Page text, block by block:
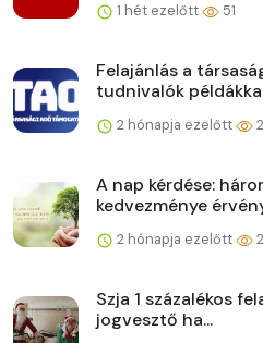
1 hét ezelőtt 51
Felajánlás a
tudnivalók
2 hónapja ezelőtt
A nap kérdése:
kedvezménye
2 hónapja ezelőtt
Szja 1 százalékos
jogvesztő ha...